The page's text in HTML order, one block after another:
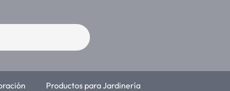
Productos para Jardinería